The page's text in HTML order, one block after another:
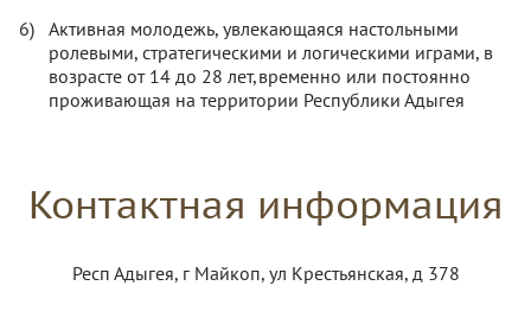
Активная молодежь, увлекающаяся настольными
ролевыми, стратегическими и логическими играми, в
возрасте от 14 до 28 лет,временно или постоянно
проживающая на территории Республики Адыгея
Контактная информация
Респ Адыгея, г Майкоп, ул Крестьянская, д 378